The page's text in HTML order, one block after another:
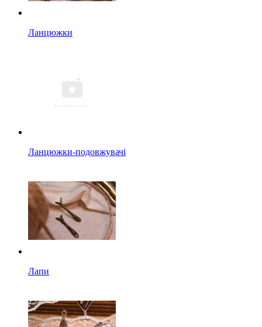
Ланцюжки
Ланцюжки-подовжувачі
Лапи